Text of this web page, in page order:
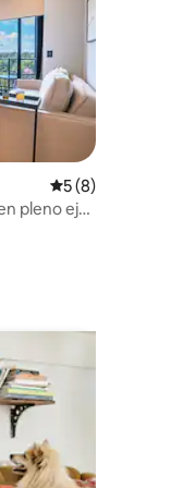
Calificación
5 (8)
pleno eje